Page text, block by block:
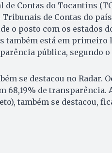
de Contas do Tocantins
de Contas do
o posto com os estados
também está em primeiro
pública, segundo
se destacou no Radar.
68,19% de transparência.
também se destacou,